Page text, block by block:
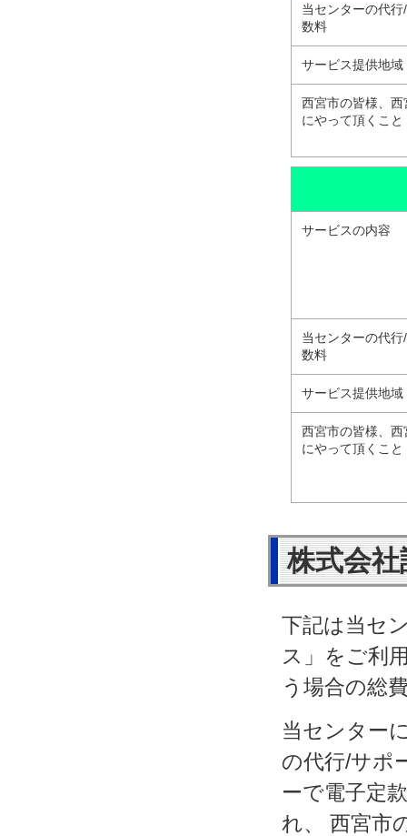
当センターの代
数料
サービス提供地域
西宮市の皆様、
にやって頂くこと
サービスの内容
当センターの代
数料
サービス提供地域
西宮市の皆様、
にやって頂くこと
株式会
下記は当セ
ス」をご利
う場合の総
当センター
の代行/サポ
ーで電子定
れ、 西宮市